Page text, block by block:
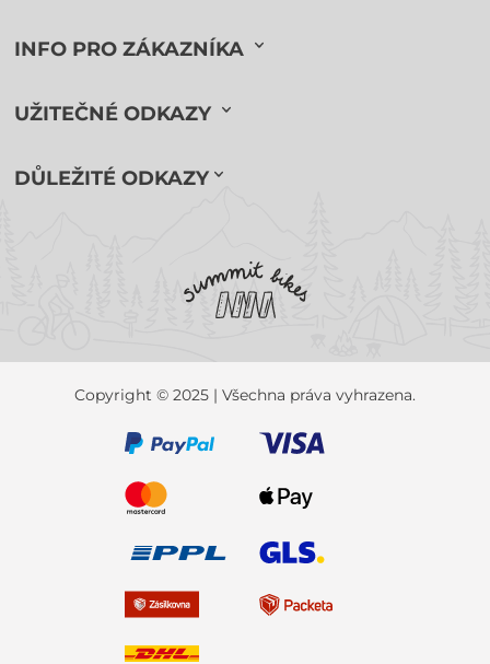
INFO PRO ZÁKAZNÍKA
UŽITEČNÉ ODKAZY
DŮLEŽITÉ ODKAZY
Copyright © 2025 | Všechna práva vyhrazena.